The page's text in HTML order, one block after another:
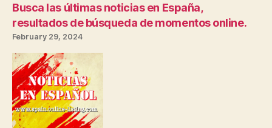
Busca las últimas noticias en España,
resultados de búsqueda de momentos online.
February 29, 2024